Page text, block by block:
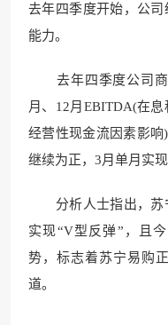
去年四季度开始，公
能力。
去年四季度公司商
月、12月EBITDA(在
经营性现金流因素影
继续为正，3月单月实
分析人士指出，苏
实现“V型反弹”，且
势，标志着苏宁易购
道。